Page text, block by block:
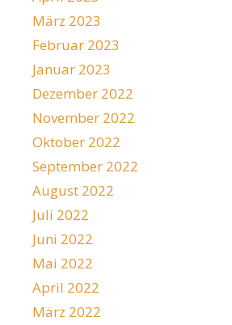
März 2023
Februar 2023
Januar 2023
Dezember 2022
November 2022
Oktober 2022
September 2022
August 2022
Juli 2022
Juni 2022
Mai 2022
April 2022
März 2022